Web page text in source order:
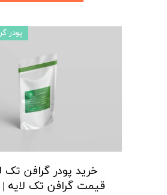
خرید پودر گرافن تک
قیمت گرافن تک لایه |
پودر